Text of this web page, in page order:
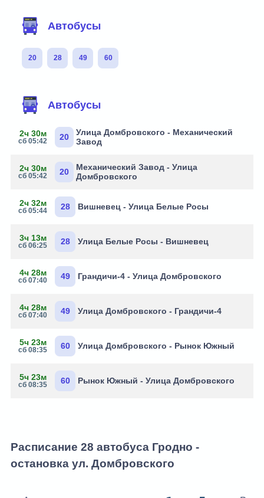
Автобусы
20 28 49 60
Автобусы
2ч 30м
сб 05:42 20
Улица Домбровского - Механический
Завод
2ч 30м
сб 05:42 20
Механический Завод - Улица
Домбровского
2ч 32м
сб 05:44 28 Вишневец - Улица Белые Росы
3ч 13м
сб 06:25 28 Улица Белые Росы - Вишневец
4ч 28м
сб 07:40 49 Грандичи-4 - Улица Домбровского
4ч 28м
сб 07:40 49 Улица Домбровского - Грандичи-4
5ч 23м
сб 08:35 60 Улица Домбровского - Рынок Южный
5ч 23м
сб 08:35 60 Рынок Южный - Улица Домбровского
Расписание 28 автобуса Гродно -
остановка ул. Домбровского